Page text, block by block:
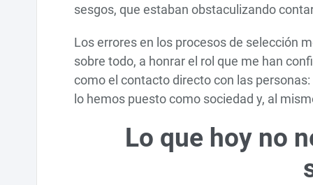
sesgos, que estaban obstaculizando
Los errores en los procesos de selección
sobre todo, a honrar el rol que me han
como el contacto directo con las
lo hemos puesto como sociedad y, al
Lo que hoy no